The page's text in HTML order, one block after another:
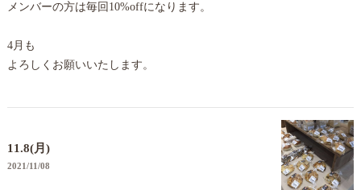
メンバーの方は毎回10%offになります。
4月も
よろしくお願いいたします。
11.8(月)
2021/11/08